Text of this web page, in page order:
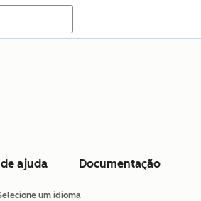
ajuda Documentação
um idioma